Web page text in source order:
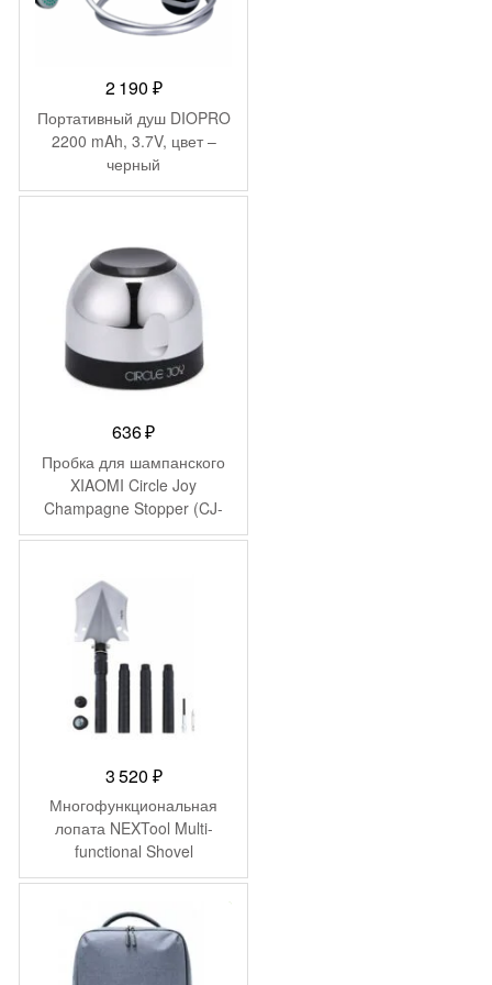
2 190 ₽
Портативный душ DIOPRO
2200 mAh, 3.7V, цвет –
черный
636₽
Пробка для шампанского
XIAOMI Circle Joy
Champagne Stopper (CJ-
JS02)
3 520 ₽
Многофункциональная
лопата NEXTool Multi-
functional Shovel